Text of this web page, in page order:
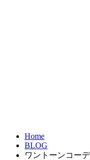
Home
BLOG
ワントーンコー